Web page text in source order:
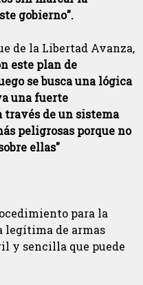
gobierno".
de la Libertad Avanza,
este plan de
se busca una lógica
una fuerte
través de un sistema
peligrosas porque no
ellas"
para la
legítima de armas
y sencilla que puede